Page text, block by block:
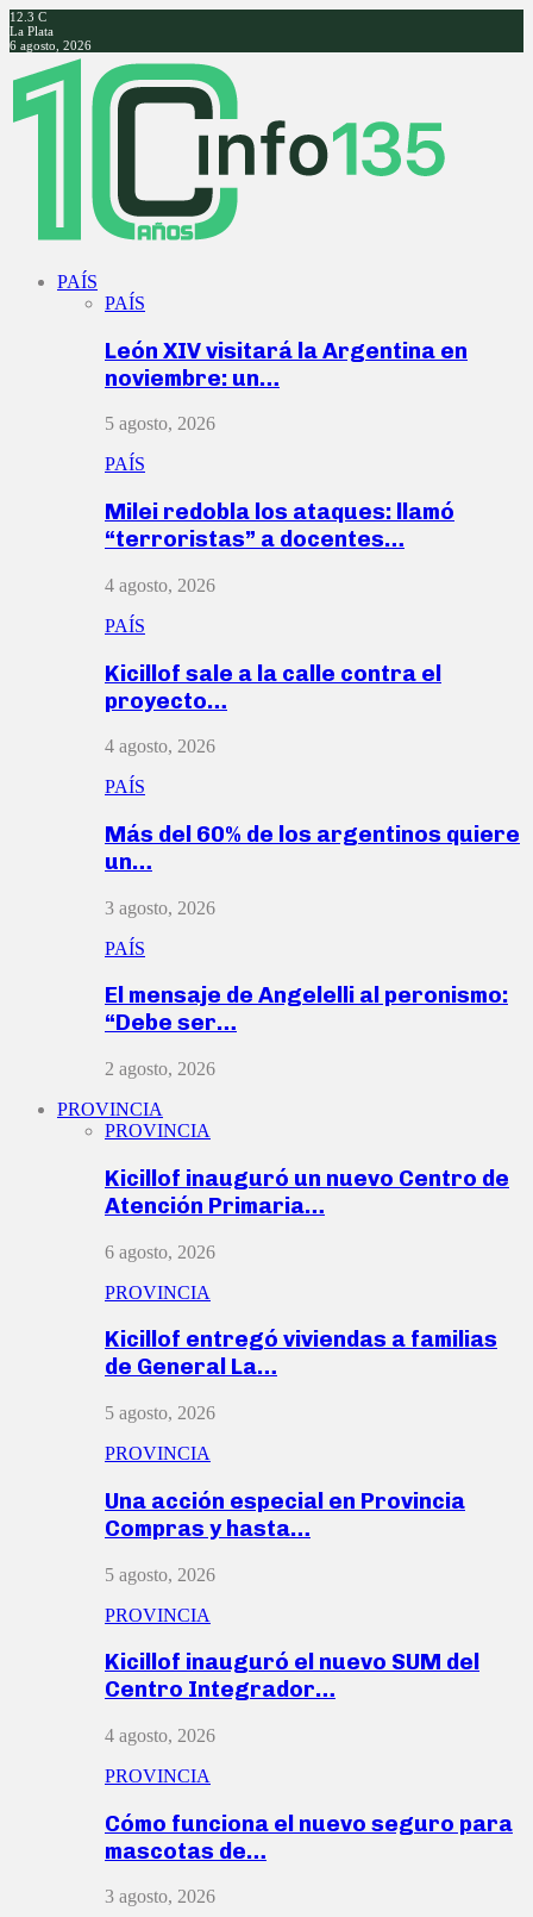
12.3 C
La Plata
6 agosto, 2026
Facebook
Twitter
Instagram
Youtube
PAÍS
PAÍS
León XIV visitará la Argentina en
noviembre: un…
5 agosto, 2026
PAÍS
Milei redobla los ataques: llamó
“terroristas” a docentes…
4 agosto, 2026
PAÍS
Kicillof sale a la calle contra el
proyecto…
4 agosto, 2026
PAÍS
Más del 60% de los argentinos quiere
un…
3 agosto, 2026
PAÍS
El mensaje de Angelelli al peronismo:
“Debe ser…
2 agosto, 2026
PROVINCIA
PROVINCIA
Kicillof inauguró un nuevo Centro de
Atención Primaria…
6 agosto, 2026
PROVINCIA
Kicillof entregó viviendas a familias
de General La…
5 agosto, 2026
PROVINCIA
Una acción especial en Provincia
Compras y hasta…
5 agosto, 2026
PROVINCIA
Kicillof inauguró el nuevo SUM del
Centro Integrador…
4 agosto, 2026
PROVINCIA
Cómo funciona el nuevo seguro para
mascotas de…
3 agosto, 2026